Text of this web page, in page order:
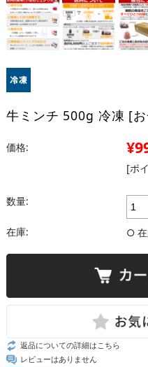
牛ミンチ 500g 冷凍 [
価格:
[ポ
数量:
在庫:
○ 在
返品についての詳細はこちら
レビューはありません